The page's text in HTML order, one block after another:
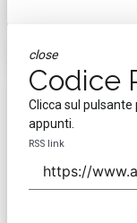
close
Codice
Clicca sul pulsante
appunti.
RSS link